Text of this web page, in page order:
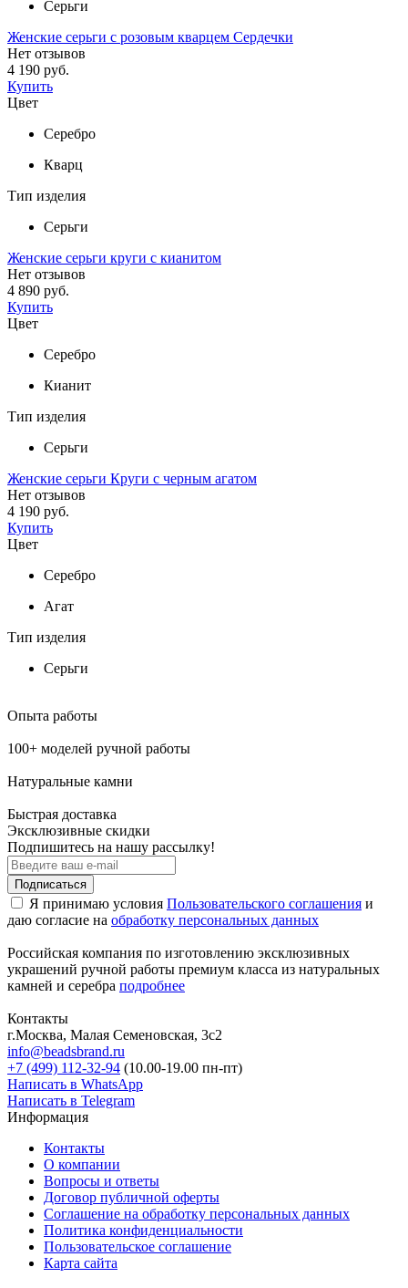
Серьги
Женские серьги с розовым кварцем Сердечки
Нет отзывов
4 190 руб.
Купить
Цвет
Серебро
Кварц
Тип изделия
Серьги
Женские серьги круги с кианитом
Нет отзывов
4 890 руб.
Купить
Цвет
Серебро
Кианит
Тип изделия
Серьги
Женские серьги Круги с черным агатом
Нет отзывов
4 190 руб.
Купить
Цвет
Серебро
Агат
Тип изделия
Серьги
Опыта работы
100+ моделей ручной работы
Натуральные камни
Быстрая доставка
Эксклюзивные скидки
Подпишитесь на нашу рассылку!
Подписаться
Я принимаю условия Пользовательского соглашения и
даю согласие на обработку персональных данных
Российская компания по изготовлению эксклюзивных
украшений ручной работы премиум класса из натуральных
камней и серебра подробнее
Контакты
г.Москва, Малая Семеновская, 3с2
info@beadsbrand.ru
+7 (499) 112-32-94 (10.00-19.00 пн-пт)
Написать в WhatsApp
Написать в Telegram
Информация
Контакты
О компании
Вопросы и ответы
Договор публичной оферты
Соглашение на обработку персональных данных
Политика конфиденциальности
Пользовательское соглашение
Карта сайта